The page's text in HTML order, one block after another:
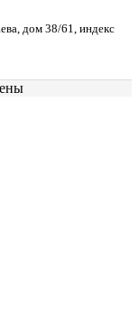
дом 38/61, индекс